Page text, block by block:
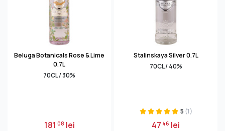
Beluga Botanicals Rose & Lime
0.7L
70CL / 30%
18108 lei
Stalinskaya Silver 0.7L
70CL / 40%
5 (1)
47 46 lei